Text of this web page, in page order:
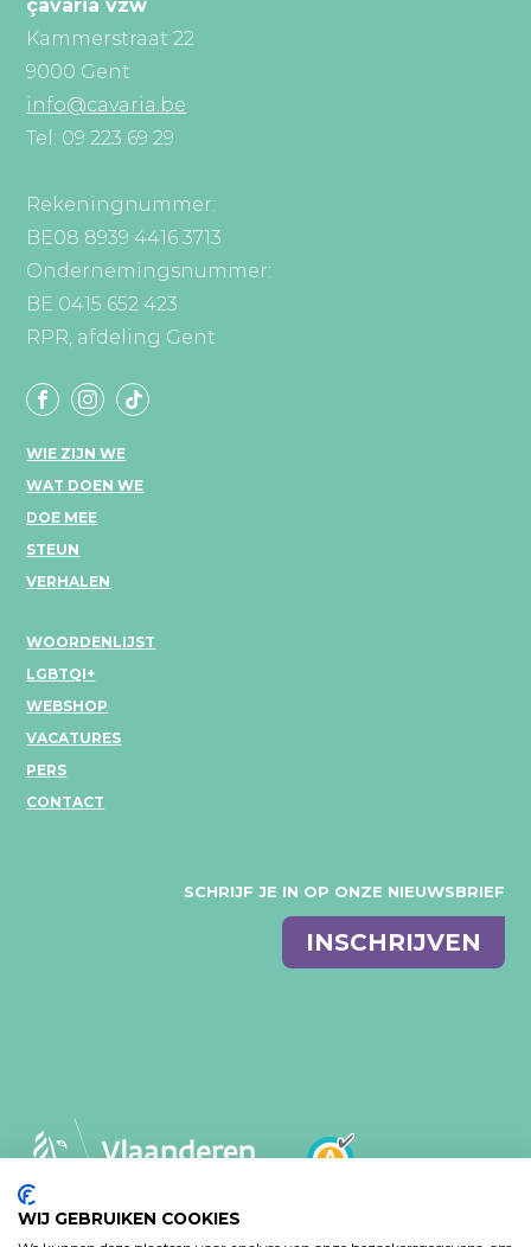
çavaria vzw
Kammerstraat 22
9000 Gent
info@cavaria.be
Tel: 09 223 69 29
Rekeningnummer:
BE08 8939 4416 3713
Ondernemingsnummer:
BE 0415 652 423
RPR, afdeling Gent
WIE ZIJN WE
WAT DOEN WE
DOE MEE
STEUN
VERHALEN
WOORDENLIJST
LGBTQI+
WEBSHOP
VACATURES
PERS
CONTACT
SCHRIJF JE IN OP ONZE NIEUWSBRIEF
E-
mail
INSCHRIJVEN
WIJ GEBRUIKEN COOKIES